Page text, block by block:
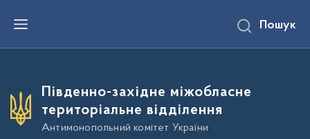
е
о
о
Пошук
Південно-західне міжобласне
територіальне відділення
Антимонопольний комітет України